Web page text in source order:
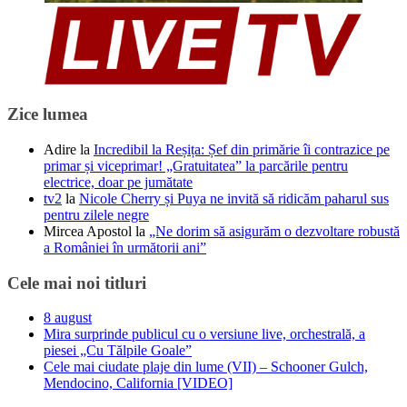
Zice lumea
Adire la Incredibil la Reșița: Șef din primărie îi contrazice pe
primar și viceprimar! „Gratuitatea” la parcările pentru
electrice, doar pe jumătate
tv2 la Nicole Cherry și Puya ne invită să ridicăm paharul sus
pentru zilele negre
Mircea Apostol la „Ne dorim să asigurăm o dezvoltare robustă
a României în următorii ani”
Cele mai noi titluri
8 august
Mira surprinde publicul cu o versiune live, orchestrală, a
piesei „Cu Tălpile Goale”
Cele mai ciudate plaje din lume (VII) – Schooner Gulch,
Mendocino, California [VIDEO]